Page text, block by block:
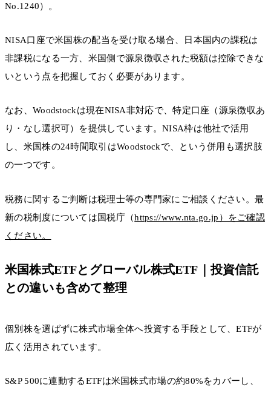
No.1240）。
NISA口座で米国株の配当を受け取る場合、日本国内の課税は
非課税になる一方、米国側で源泉徴収された税額は控除できな
いという点を把握しておく必要があります。
なお、Woodstockは現在NISA非対応で、特定口座（源泉徴収あ
り・なし選択可）を提供しています。NISA枠は他社で活用
し、米国株の24時間取引はWoodstockで、という併用も選択肢
の一つです。
税務に関するご判断は税理士等の専門家にご相談ください。最
新の税制度については国税庁（https://www.nta.go.jp）をご確認
ください。
米国株式ETFとグローバル株式ETF｜投資信託
との違いも含めて整理
個別株を選ばずに株式市場全体へ投資する手段として、ETFが
広く活用されています。
S&P 500に連動するETFは米国株式市場の約80%をカバーし、